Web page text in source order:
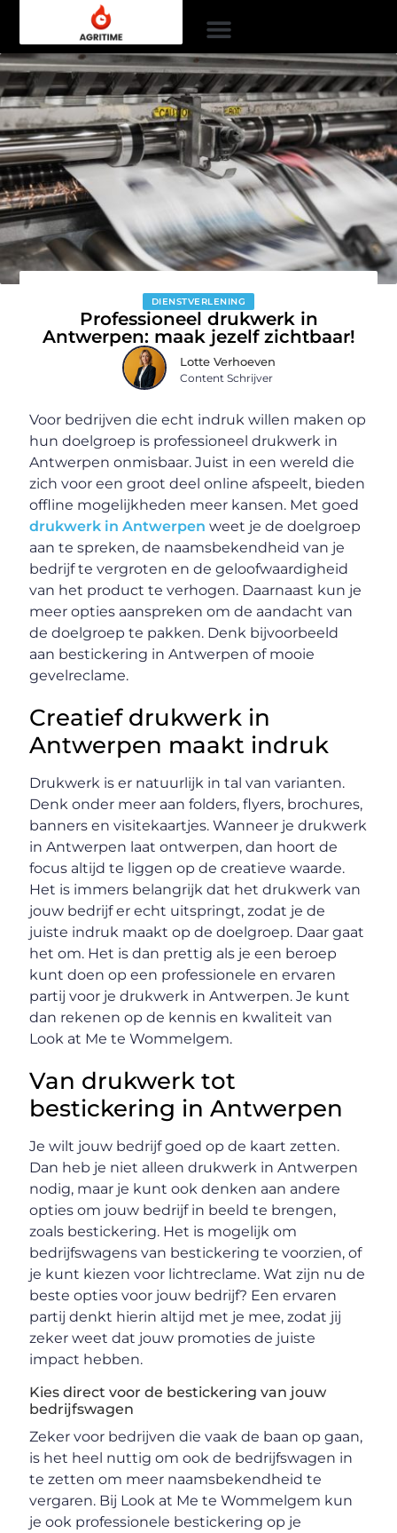
DIENSTVERLENING
Professioneel drukwerk in
Antwerpen: maak jezelf zichtbaar!
Lotte Verhoeven
Content Schrijver
Voor bedrijven die echt indruk willen maken op
hun doelgroep is professioneel drukwerk in
Antwerpen onmisbaar. Juist in een wereld die
zich voor een groot deel online afspeelt, bieden
offline mogelijkheden meer kansen. Met goed
drukwerk in Antwerpen weet je de doelgroep
aan te spreken, de naamsbekendheid van je
bedrijf te vergroten en de geloofwaardigheid
van het product te verhogen. Daarnaast kun je
meer opties aanspreken om de aandacht van
de doelgroep te pakken. Denk bijvoorbeeld
aan bestickering in Antwerpen of mooie
gevelreclame.
Creatief drukwerk in
Antwerpen maakt indruk
Drukwerk is er natuurlijk in tal van varianten.
Denk onder meer aan folders, flyers, brochures,
banners en visitekaartjes. Wanneer je drukwerk
in Antwerpen laat ontwerpen, dan hoort de
focus altijd te liggen op de creatieve waarde.
Het is immers belangrijk dat het drukwerk van
jouw bedrijf er echt uitspringt, zodat je de
juiste indruk maakt op de doelgroep. Daar gaat
het om. Het is dan prettig als je een beroep
kunt doen op een professionele en ervaren
partij voor je drukwerk in Antwerpen. Je kunt
dan rekenen op de kennis en kwaliteit van
Look at Me te Wommelgem.
Van drukwerk tot
bestickering in Antwerpen
Je wilt jouw bedrijf goed op de kaart zetten.
Dan heb je niet alleen drukwerk in Antwerpen
nodig, maar je kunt ook denken aan andere
opties om jouw bedrijf in beeld te brengen,
zoals bestickering. Het is mogelijk om
bedrijfswagens van bestickering te voorzien, of
je kunt kiezen voor lichtreclame. Wat zijn nu de
beste opties voor jouw bedrijf? Een ervaren
partij denkt hierin altijd met je mee, zodat jij
zeker weet dat jouw promoties de juiste
impact hebben.
Kies direct voor de bestickering van jouw
bedrijfswagen
Zeker voor bedrijven die vaak de baan op gaan,
is het heel nuttig om ook de bedrijfswagen in
te zetten om meer naamsbekendheid te
vergaren. Bij Look at Me te Wommelgem kun
je ook professionele bestickering op je